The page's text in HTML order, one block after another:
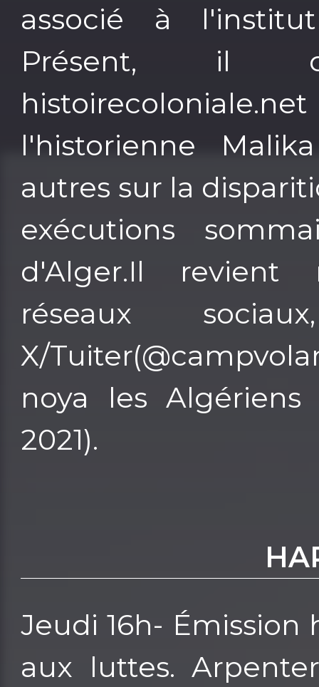
associé à
Présent, il
l'historienne
autres sur la
exécutions
d'Alger.Il revient
réseaux
X/
noya les Algériens
2021).
Jeudi 16h-
aux luttes.